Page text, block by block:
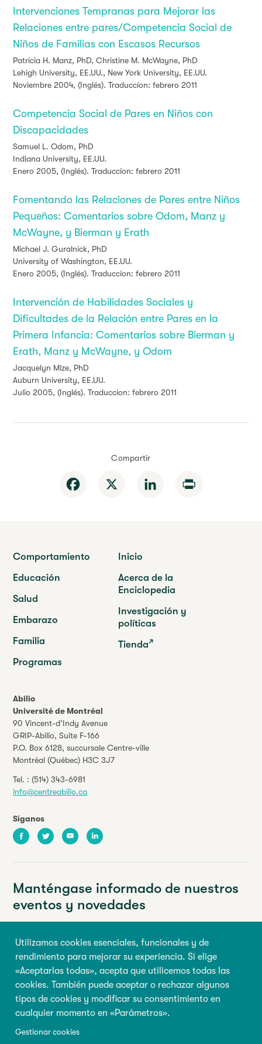
Utilizamos cookies esenciales, funcionales y de
rendimiento para mejorar su experiencia. Si elige
«Aceptarlas todas», acepta que utilicemos todas las
cookies. También puede aceptar o rechazar algunos
tipos de cookies y modificar su consentimiento en
cualquier momento en «Parámetros».
Gestionar cookies
Intervenciones Tempranas para Mejorar las
Relaciones entre pares/Competencia Social de
Niños de Familias con Escasos Recursos
Patricia H. Manz, PhD, Christine M. McWayne, PhD
Lehigh University, EE.UU., New York University, EE.UU.
Noviembre 2004, (Inglés). Traduccíon: febrero 2011
Competencia Social de Pares en Niños con
Discapacidades
Samuel L. Odom, PhD
Indiana University, EE.UU.
Enero 2005, (Inglés). Traduccíon: febrero 2011
Fomentando las Relaciones de Pares entre Niños
Pequeños: Comentarios sobre Odom, Manz y
McWayne, y Bierman y Erath
Michael J. Guralnick, PhD
University of Washington, EE.UU.
Enero 2005, (Inglés). Traduccíon: febrero 2011
Intervención de Habilidades Sociales y
Dificultades de la Relación entre Pares en la
Primera Infancia: Comentarios sobre Bierman y
Erath, Manz y McWayne, y Odom
Jacquelyn Mize, PhD
Auburn University, EE.UU.
Julio 2005, (Inglés). Traduccíon: febrero 2011
Compartir
Facebook LinkedIn
Abilio
Université de Montréal
90 Vincent-d’Indy Avenue
GRIP-Abilio, Suite F-166
P.O. Box 6128, succursale Centre-ville
Montréal (Québec) H3C 3J7
Tel. : (514) 343-6981
info@centreabilio.ca
Síganos
FacebookTwitter YoutubeLinkedIn
Comportamiento
Educación
Salud
Embarazo
Familia
Programas
Inicio
Acerca de la
Enciclopedia
Investigación y
políticas
Tienda
Manténgase informado de nuestros
eventos y novedades
Nombre de pila Apellido
Inscribirse